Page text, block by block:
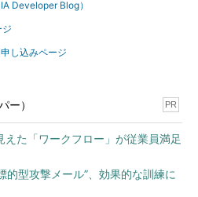
Developer Blog）
し込みページ
ー） PR
えた「ワークフロー」が従業員満足
型攻撃メール”、効果的な訓練に